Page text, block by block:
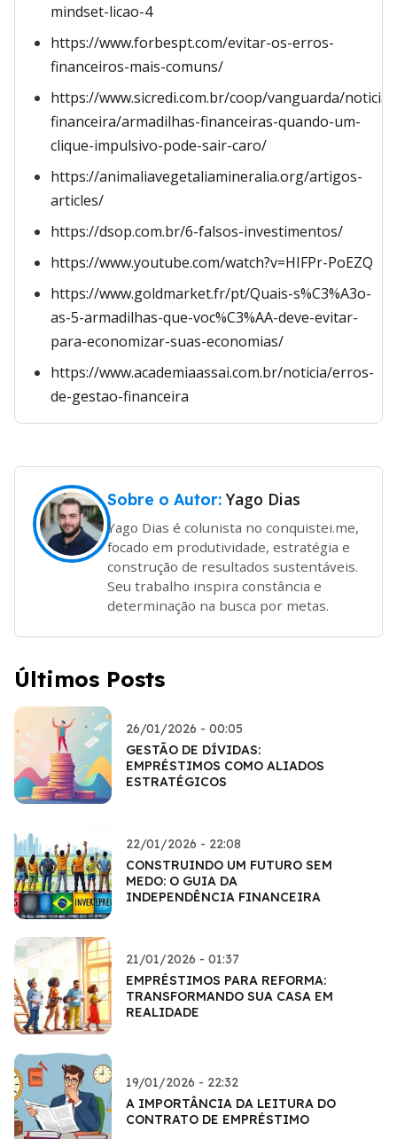
mindset-licao-4
https://www.forbespt.com/evitar-os-erros-
financeiros-mais-comuns/
https://www.sicredi.com.br/coop/vanguarda/
financeira/armadilhas-financeiras-quando-um-
clique-impulsivo-pode-sair-caro/
https://animaliavegetaliamineralia.org/artigos-
articles/
https://dsop.com.br/6-falsos-investimentos/
https://www.youtube.com/watch?v=HIFPr-PoEZQ
https://www.goldmarket.fr/pt/Quais-s%C3%A3o-
as-5-armadilhas-que-voc%C3%AA-deve-evitar-
para-economizar-suas-economias/
https://www.academiaassai.com.br/noticia/erros-
de-gestao-financeira
Sobre o Autor: Yago Dias
Yago Dias é colunista no conquistei.me,
focado em produtividade, estratégia e
construção de resultados sustentáveis.
Seu trabalho inspira constância e
determinação na busca por metas.
Últimos Posts
26/01/2026 - 00:05
GESTÃO DE DÍVIDAS:
EMPRÉSTIMOS COMO ALIADOS
ESTRATÉGICOS
22/01/2026 - 22:08
CONSTRUINDO UM FUTURO SEM
MEDO: O GUIA DA
INDEPENDÊNCIA FINANCEIRA
21/01/2026 - 01:37
EMPRÉSTIMOS PARA REFORMA:
TRANSFORMANDO SUA CASA EM
REALIDADE
19/01/2026 - 22:32
A IMPORTÂNCIA DA LEITURA DO
CONTRATO DE EMPRÉSTIMO